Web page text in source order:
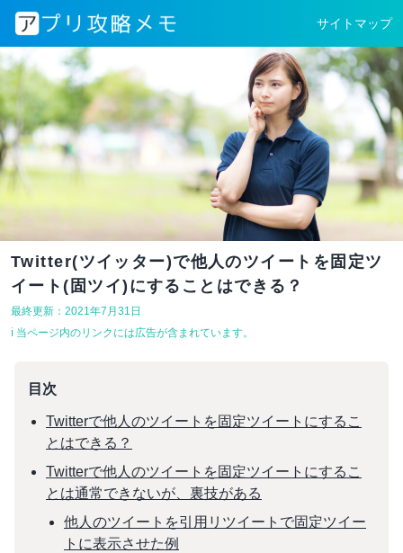
サイトマップ
Twitter(ツイッター)で他人のツイートを固定ツ
イート(固ツイ)にすることはできる？
最終更新：2021年7月31日
ℹ︎ 当ページ内のリンクには広告が含まれています。
目次
Twitterで他人のツイートを固定ツイートにするこ
とはできる？
Twitterで他人のツイートを固定ツイートにするこ
とは通常できないが、裏技がある
他人のツイートを引用リツイートで固定ツイー
トに表示させた例